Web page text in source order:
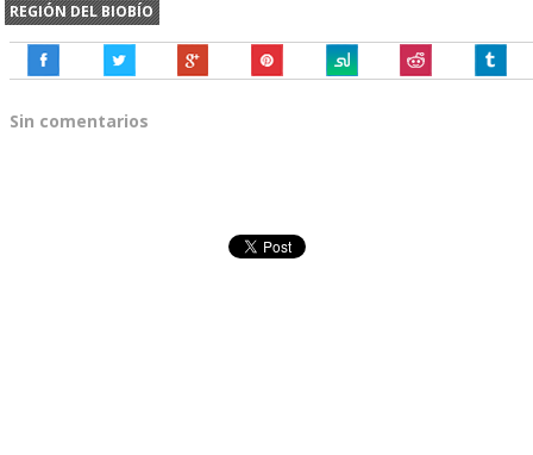
REGIÓN DEL BIOBÍO
Sin comentarios